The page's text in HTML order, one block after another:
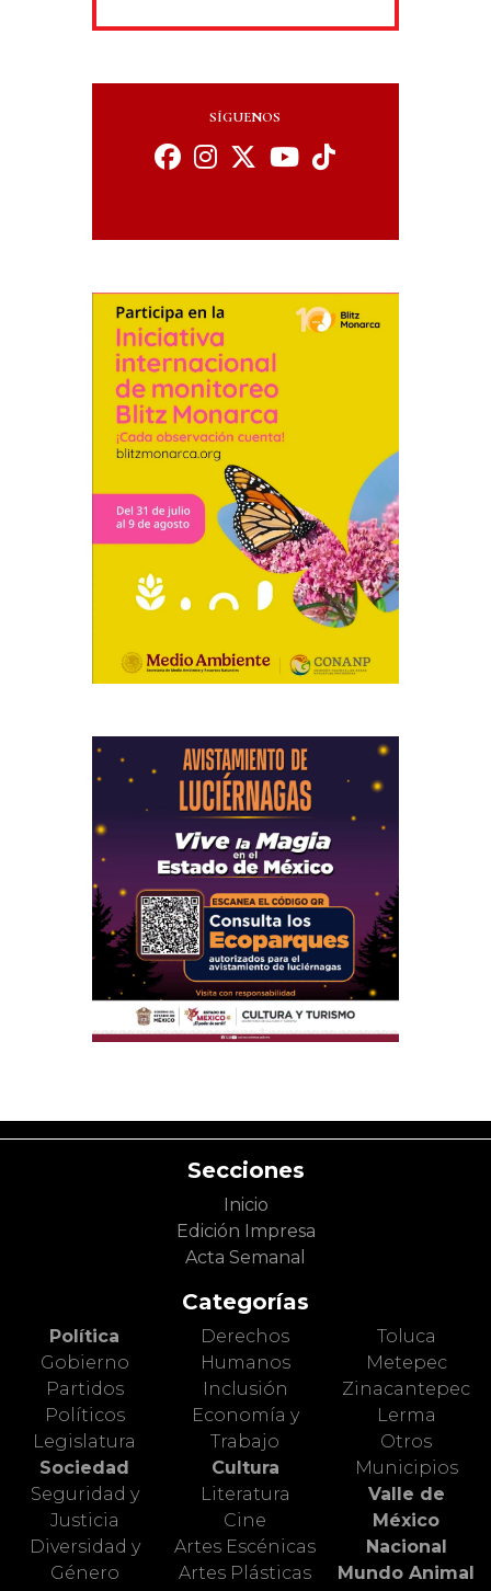
SÍGUENOS
Secciones
Inicio
Edición Impresa
Acta Semanal
Categorías
Política
Gobierno
Partidos
Políticos
Legislatura
Sociedad
Seguridad y
Justicia
Diversidad y
Género
Derechos
Humanos
Inclusión
Economía y
Trabajo
Cultura
Literatura
Cine
Artes Escénicas
Artes Plásticas
Toluca
Metepec
Zinacantepec
Lerma
Otros
Municipios
Valle de
México
Nacional
Mundo Animal